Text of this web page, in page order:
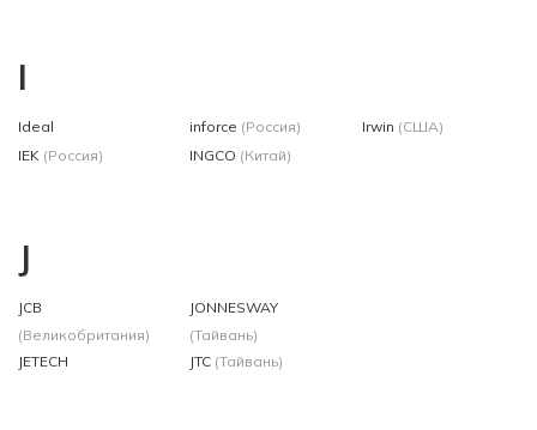
I
Ideal
IEK (Россия)
inforce (Россия)
INGCO (Китай)
Irwin (США)
J
JCB
(Великобритания)
JETECH
JONNESWAY
(Тайвань)
JTC (Тайвань)